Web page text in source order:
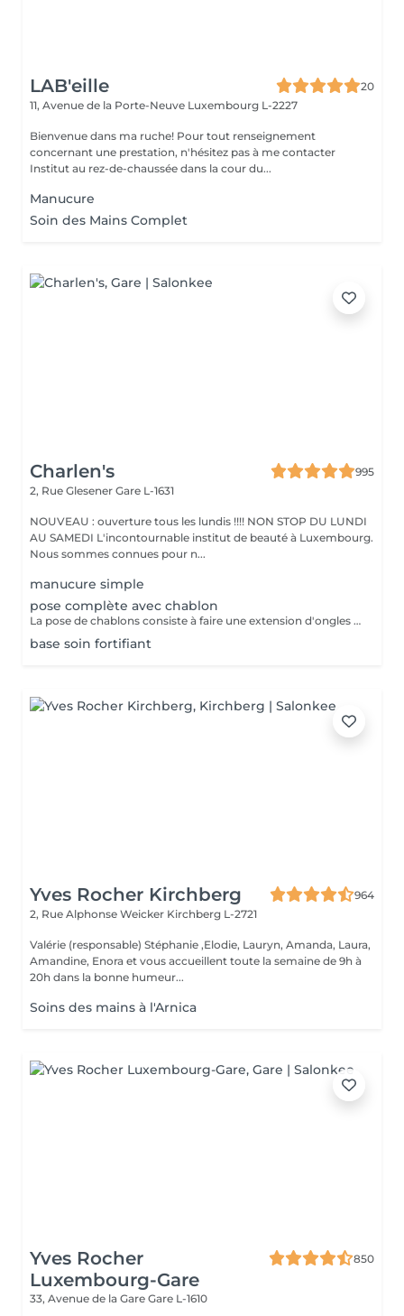
LAB'eille
20
11, Avenue de la Porte-Neuve Luxembourg L-2227
Bienvenue dans ma ruche! Pour tout renseignement
concernant une prestation, n'hésitez pas à me contacter
Institut au rez-de-chaussée dans la cour du...
Manucure
Soin des Mains Complet
Charlen's
995
2, Rue Glesener Gare L-1631
NOUVEAU : ouverture tous les lundis !!!! NON STOP DU LUNDI
AU SAMEDI L'incontournable institut de beauté à Luxembourg.
Nous sommes connues pour n...
manucure simple
pose complète avec chablon
La pose de chablons consiste à faire une extension d'ongles en gel, sans avoir recours aux capsules. Prestation un peu plus longue que les capsules mais tres tres jolie :)
base soin fortifiant
Yves Rocher Kirchberg
964
2, Rue Alphonse Weicker Kirchberg L-2721
Valérie (responsable) Stéphanie ,Elodie, Lauryn, Amanda, Laura,
Amandine, Enora et vous accueillent toute la semaine de 9h à
20h dans la bonne humeur...
Soins des mains à l'Arnica
Yves Rocher
Luxembourg-Gare
850
33, Avenue de la Gare Gare L-1610